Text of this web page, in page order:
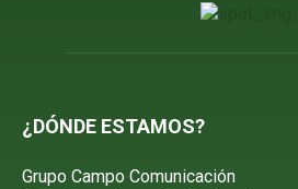
¿DÓNDE ESTAMOS?
Grupo Campo Comunicación